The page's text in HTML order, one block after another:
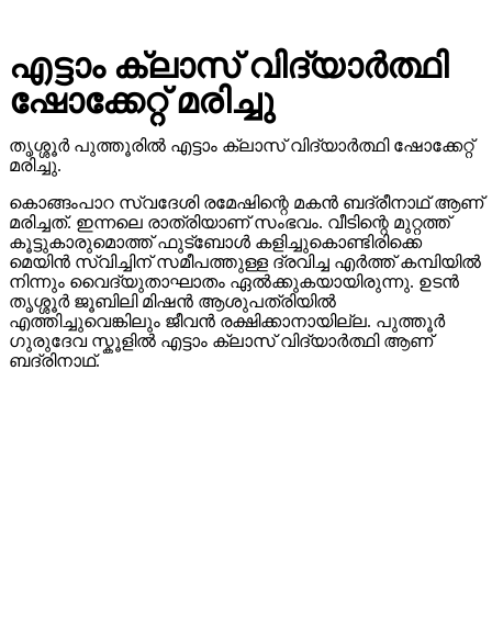
എട്ടാം ക്ലാസ് വിദ്യാർത്ഥി
ഷോക്കേറ്റ് മരിച്ചു
തൃശ്ശൂർ പുത്തൂരിൽ എട്ടാം ക്ലാസ് വിദ്യാർത്ഥി ഷോക്കേറ്റ്
മരിച്ചു.
കൊങ്ങംപാറ സ്വദേശി രമേഷിന്റെ മകൻ ബദ്രീനാഥ് ആണ്
മരിച്ചത്. ഇന്നലെ രാത്രിയാണ് സംഭവം. വീടിന്റെ മുറ്റത്ത്‌
കൂട്ടുകാരുമൊത്ത് ഫുട്ബോൾ കളിച്ചുകൊണ്ടിരിക്കെ
മെയിൻ സ്വിച്ചിന് സമീപത്തുള്ള ദ്രവിച്ച എർത്ത് കമ്പിയിൽ
നിന്നും വൈദ്യുതാഘാതം ഏൽക്കുകയായിരുന്നു. ഉടൻ
തൃശ്ശൂർ ജൂബിലി മിഷൻ ആശുപത്രിയിൽ
എത്തിച്ചുവെങ്കിലും ജീവൻ രക്ഷിക്കാനായില്ല. പുത്തൂർ
ഗുരുദേവ സ്കൂളിൽ എട്ടാം ക്ലാസ് വിദ്യാർത്ഥി ആണ്
ബദ്രിനാഥ്.